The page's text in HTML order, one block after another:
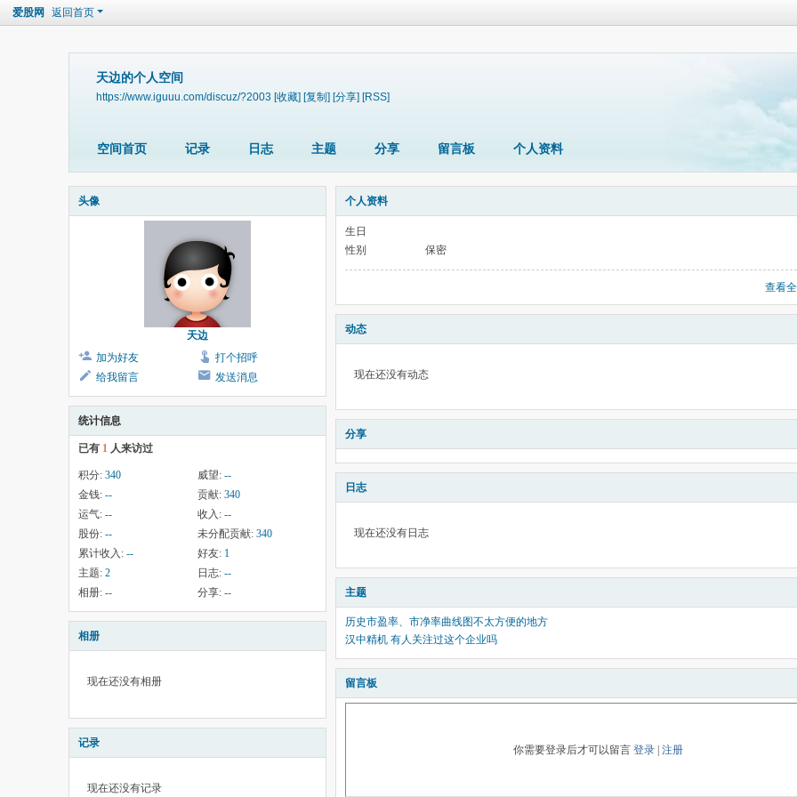
爱股网 返回首页
天边的个人空间
https://www.iguuu.com/discuz/?2003 [收藏] [复制] [分享] [RSS]
空间首页 记录 日志 主题 分享 留言板 个人资料
头像
天边
加为好友
打个招呼
给我留言
发送消息
统计信息
已有 1 人来访过
积分: 340 威望: --
金钱: -- 贡献: 340
运气: -- 收入: --
股份: -- 未分配贡献: 340
累计收入: -- 好友: 1
主题: 2 日志: --
相册: -- 分享: --
相册
现在还没有相册
记录
现在还没有记录
个人资料
生日
性别
保密
查看
动态
现在还没有动态
分享
日志
现在还没有日志
主题
历史市盈率、市净率曲线图不太方便的地方
汉中精机 有人关注过这个企业吗
留言板
你需要登录后才可以留言 登录| 注册